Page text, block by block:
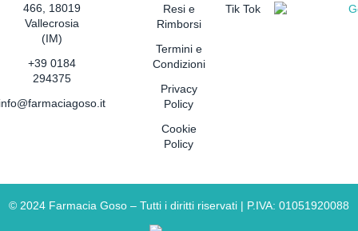
466, 18019
Vallecrosia
(IM)
+39 0184
294375
Resi e
Rimborsi
Termini e
Condizioni
Privacy
Policy
Cookie
Policy
Tik Tok
© 2024 Farmacia Goso – Tutti i diritti riservati | P.IVA: 01051920088